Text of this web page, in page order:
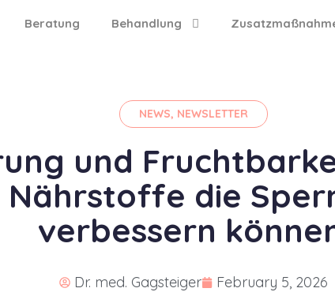
Beratung Behandlung
NEWS, NEWSLETTER
und
Nährstoffe die
verbessern
Dr. med. Gagsteiger February 5, 2026